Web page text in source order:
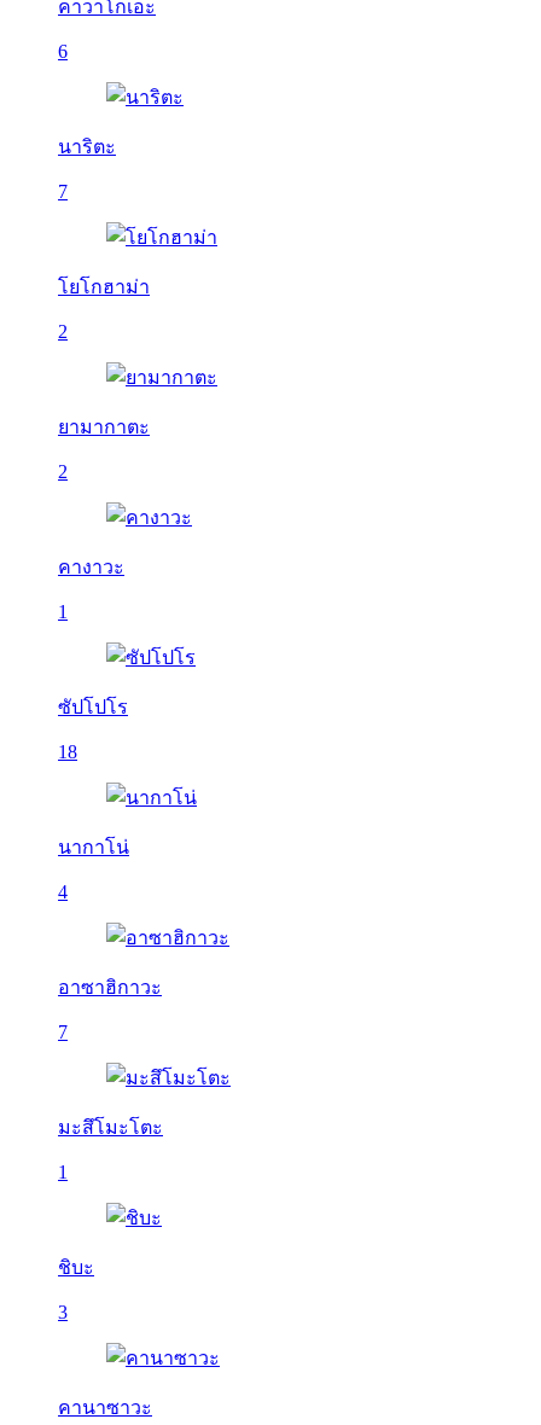
คาวาโกเอะ
6
นาริตะ
7
โยโกฮาม่า
2
ยามากาตะ
2
คางาวะ
1
ซัปโปโร
18
นากาโน่
4
อาซาฮิกาวะ
7
มะสึโมะโตะ
1
ชิบะ
3
คานาซาวะ